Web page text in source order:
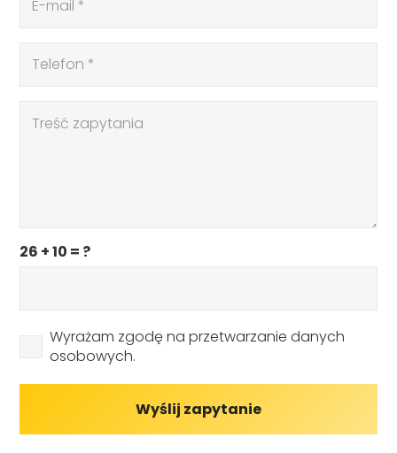
26 + 10 = ?
Wyrażam zgodę na przetwarzanie danych
osobowych.
Wyślij zapytanie